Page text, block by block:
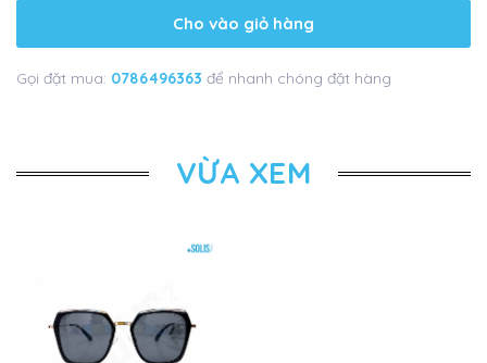
Cho vào giỏ hàng
Gọi đặt mua: 0786496363 để nhanh chóng đặt hàng
VỪA XEM